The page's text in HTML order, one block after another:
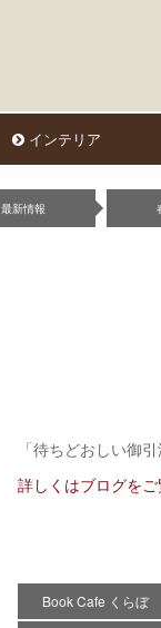
インテリア
最新情報
「待ちどおしい御引
詳しくはブログをご
Book Cafe くらぼ